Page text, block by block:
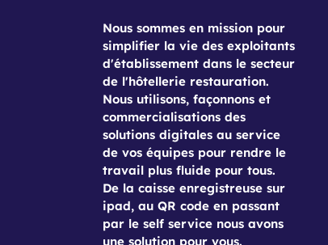
Nous sommes en mission pour
simplifier la vie des exploitants
d'établissement dans le secteur
de l'hôtellerie restauration.
Nous utilisons, façonnons et
commercialisations des
solutions digitales au service
de vos équipes pour rendre le
travail plus fluide pour tous.
De la caisse enregistreuse sur
ipad, au QR code en passant
par le self service nous avons
une solution pour vous.